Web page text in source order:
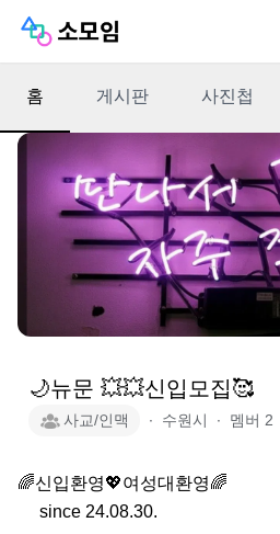
홈 게시판 사진첩
🌙뉴문 💥💥신입모집🥰
사교/인맥 ∙ 수원시 ∙ 멤버 2
🌈신입환영💖여성대환영🌈